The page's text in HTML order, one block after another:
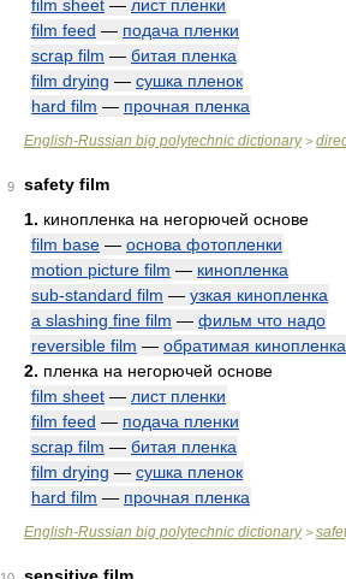
film sheet — лист пленки
film feed — подача пленки
scrap film — битая пленка
film drying — сушка пленок
hard film — прочная пленка
English-Russian big polytechnic dictionary>
9
safety film
1. кинопленка на негорючей основе
film base — основа фотопленки
motion picture film — кинопленка
sub-standard film — узкая кинопленка
a slashing fine film — фильм что надо
reversible film — обратимая кинопленка
2. пленка на негорючей основе
film sheet — лист пленки
film feed — подача пленки
scrap film — битая пленка
film drying — сушка пленок
hard film — прочная пленка
English-Russian big polytechnic dictionary>